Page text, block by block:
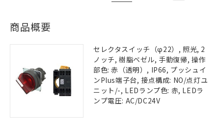
商品概要
セレクタスイッチ（φ22）, 照光, 2
ノッチ, 樹脂ベゼル, 手動復帰, 操作
部色: 赤（透明）, IP66, プッシュイ
ンPlus端子台, 接点構成: NO/点灯ユ
ニット/-, LEDランプ色: 赤, LEDラ
ンプ電圧: AC/DC24V